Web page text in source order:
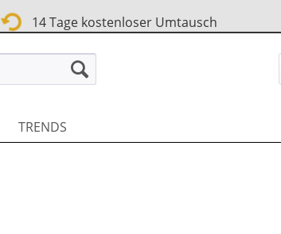
14 Tage kostenloser Umtausch
TRENDS